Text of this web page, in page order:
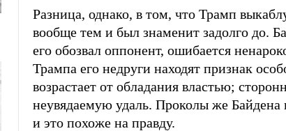
Разница, однако, в том, что Трамп
вообще тем и был знаменит задолго до.
его обозвал оппонент, ошибается
Трампа его недруги находят признак
возрастает от обладания властью;
неувядаемую удаль. Проколы же Байдена
и это похоже на правду.